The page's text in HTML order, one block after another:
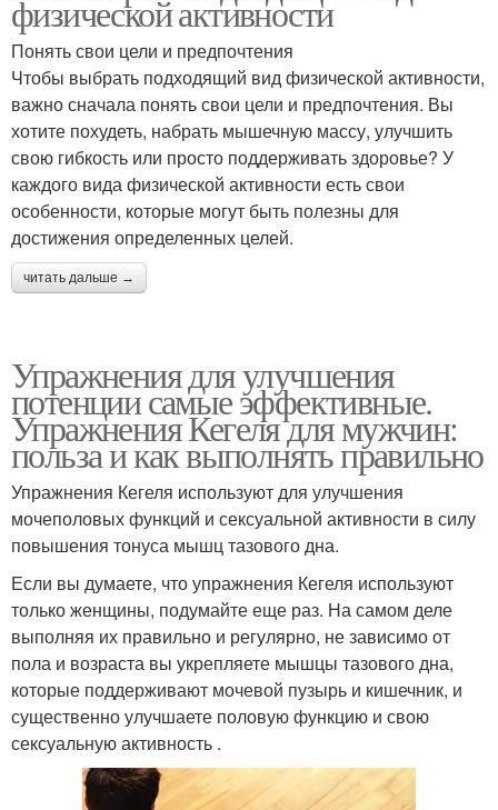
физической активности
Понять свои цели и предпочтения
Чтобы выбрать подходящий вид физической активности,
важно сначала понять свои цели и предпочтения. Вы
хотите похудеть, набрать мышечную массу, улучшить
свою гибкость или просто поддерживать здоровье? У
каждого вида физической активности есть свои
особенности, которые могут быть полезны для
достижения определенных целей.
читать дальше →
Упражнения для улучшения
потенции самые эффективные.
Упражнения Кегеля для мужчин:
польза и как выполнять правильно
Упражнения Кегеля используют для улучшения
мочеполовых функций и сексуальной активности в силу
повышения тонуса мышц тазового дна.
Если вы думаете, что упражнения Кегеля используют
только женщины, подумайте еще раз. На самом деле
выполняя их правильно и регулярно, не зависимо от
пола и возраста вы укрепляете мышцы тазового дна,
которые поддерживают мочевой пузырь и кишечник, и
существенно улучшаете половую функцию и свою
сексуальную активность .